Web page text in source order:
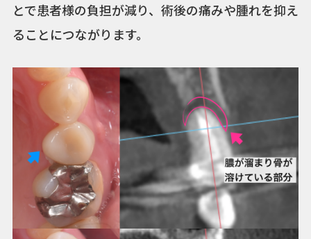
とで患者様の負担が減り、術後の痛みや腫れを抑え
ることにつながります。